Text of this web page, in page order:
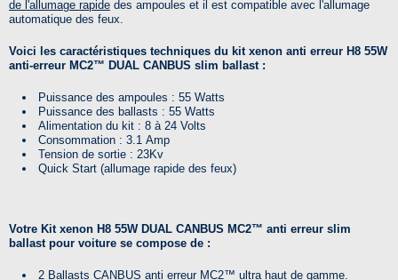
de l'allumage rapide des ampoules et il est compatible avec l'allumage
automatique des feux.
Voici les caractéristiques techniques du kit xenon anti erreur H8 55W
anti-erreur MC2™ DUAL CANBUS slim ballast :
Puissance des ampoules : 55 Watts
Puissance des ballasts : 55 Watts
Alimentation du kit : 8 à 24 Volts
Consommation : 3.1 Amp
Tension de sortie : 23Kv
Quick Start (allumage rapide des feux)
Votre Kit xenon H8 55W DUAL CANBUS MC2™ anti erreur slim
ballast pour voiture se compose de :
2 Ballasts CANBUS anti erreur MC2™ ultra haut de gamme.